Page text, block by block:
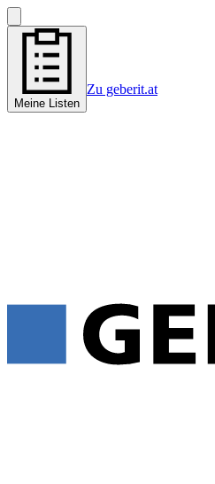
Meine Listen
Zu geberit.at